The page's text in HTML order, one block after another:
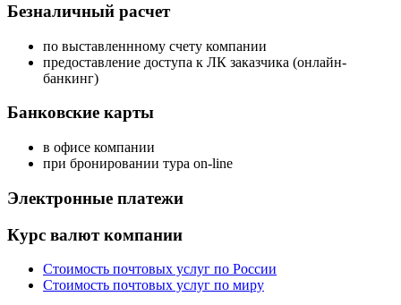
Безналичный расчет
по выставленнному счету компании
предоставление доступа к ЛК заказчика (онлайн-
банкинг)
Банковские карты
в офисе компании
при бронировании тура on-line
Электронные платежи
Курс валют компании
Стоимость почтовых услуг по России
Стоимость почтовых услуг по миру